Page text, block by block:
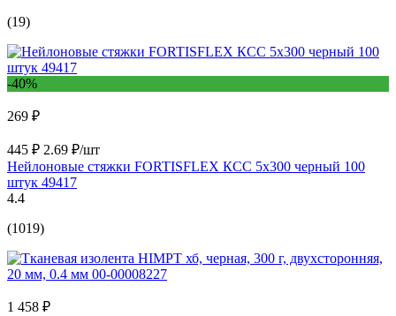
(19)
-40%
269 ₽
445 ₽ 2.69 ₽/шт
Нейлоновые стяжки FORTISFLEX КСС 5х300 черный 100
штук 49417
4.4
(1019)
1 458 ₽